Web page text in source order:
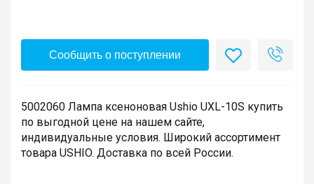
Сообщить о поступлении
5002060 Лампа ксеноновая Ushio UXL-10S купить
по выгодной цене на нашем сайте,
индивидуальные условия. Широкий ассортимент
товара USHIO. Доставка по всей России.